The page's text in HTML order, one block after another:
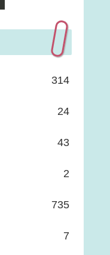
314
24
43
2
735
7